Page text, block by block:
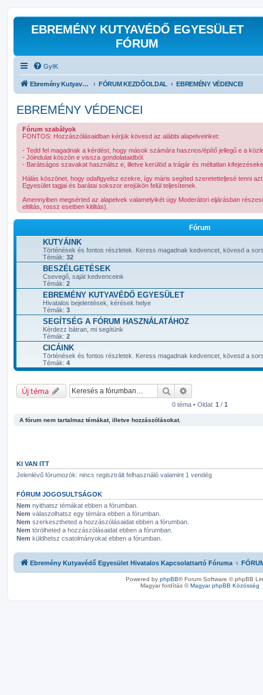
EBREMÉNY KUTYAVÉDŐ EGYESÜLET
FÓRUM
GyIK
Ebremény Kutyavédő Egyesület Hivatalos Kapcsolattartó Fóruma FÓRUM KEZDŐOLDAL EBREMÉNY VÉDENCEI
EBREMÉNY VÉDENCEI
Fórum szabályok
FONTOS: Hozzászólásaidban kérjük kövesd az alábbi alapelveinket:
- Tedd fel magadnak a kérdést, hogy mások számára hasznos/építő jellegű e a
- Jóindulat köszön e vissza gondolataidból.
- Barátságos szavakat használsz e, illetve kerülöd a trágár és méltatlan
Hálás köszönet, hogy odafigyelsz ezekre, így máris segíted szeretetteljesé tenni
Egyesület tagjai és barátai sokszor erejükön felül teljesítenek.
Amennyiben megsérted az alapelvek valamelyikét úgy Moderátori eljárásban
eltiltás, rossz esetben kitiltás).
Fórum
KUTYÁINK
Történések és fontos részletek. Keress magadnak kedvencet, kövesd a
Témák: 32
BESZÉLGETÉSEK
Csevegő, saját kedvenceink
Témák: 2
EBREMÉNY KUTYAVÉDŐ EGYESÜLET
Hivatalos bejelentések, kérések helye
Témák: 3
SEGÍTSÉG A FÓRUM HASZNÁLATÁHOZ
Kérdezz bátran, mi segítünk
Témák: 2
CICÁINK
Történések és fontos részletek. Keress magadnak kedvencet, kövesd a
Témák: 4
Új téma Keresés
0 téma • Oldal: 1 / 1
A fórum nem tartalmaz témákat, illetve hozzászólásokat.
KI VAN ITT
Jelenlévő fórumozók: nincs regisztrált felhasználó valamint 1 vendég
FÓRUM JOGOSULTSÁGOK
Nem nyithatsz témákat ebben a fórumban.
Nem válaszolhatsz egy témára ebben a fórumban.
Nem szerkesztheted a hozzászólásaidat ebben a fórumban.
Nem törölheted a hozzászólásaidat ebben a fórumban.
Nem küldhetsz csatolmányokat ebben a fórumban.
Ebremény Kutyavédő Egyesület Hivatalos Kapcsolattartó Fóruma
Powered by phpBB® Forum Software © phpBB
Magyar fordítás ©Magyar phpBB Közösség